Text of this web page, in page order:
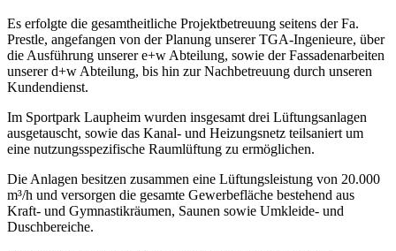
Es erfolgte die gesamtheitliche Projektbetreuung seitens der Fa.
Prestle, angefangen von der Planung unserer TGA-Ingenieure, über
die Ausführung unserer e+w Abteilung, sowie der Fassadenarbeiten
unserer d+w Abteilung, bis hin zur Nachbetreuung durch unseren
Kundendienst.
Im Sportpark Laupheim wurden insgesamt drei Lüftungsanlagen
ausgetauscht, sowie das Kanal- und Heizungsnetz teilsaniert um
eine nutzungsspezifische Raumlüftung zu ermöglichen.
Die Anlagen besitzen zusammen eine Lüftungsleistung von 20.000
m³/h und versorgen die gesamte Gewerbefläche bestehend aus
Kraft- und Gymnastikräumen, Saunen sowie Umkleide- und
Duschbereiche.